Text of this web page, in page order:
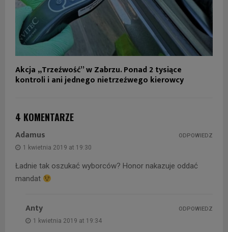
Akcja „Trzeźwość” w Zabrzu. Ponad 2 tysiące
kontroli i ani jednego nietrzeźwego kierowcy
4 KOMENTARZE
Adamus
1 kwietnia 2019 at 19:30
Ładnie tak oszukać wyborców? Honor nakazuje oddać
mandat
ODPOWIEDZ
Anty
1 kwietnia 2019 at 19:34
ODPOWIEDZ